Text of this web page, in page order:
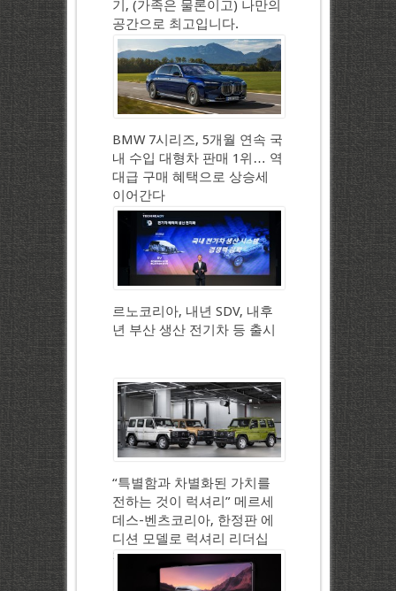
기, (가족은 물론이고) 나만의
공간으로 최고입니다.
BMW 7시리즈, 5개월 연속 국
내 수입 대형차 판매 1위… 역
대급 구매 혜택으로 상승세
이어간다
르노코리아, 내년 SDV, 내후
년 부산 생산 전기차 등 출시
“특별함과 차별화된 가치를
전하는 것이 럭셔리” 메르세
데스-벤츠코리아, 한정판 에
디션 모델로 럭셔리 리더십
강화